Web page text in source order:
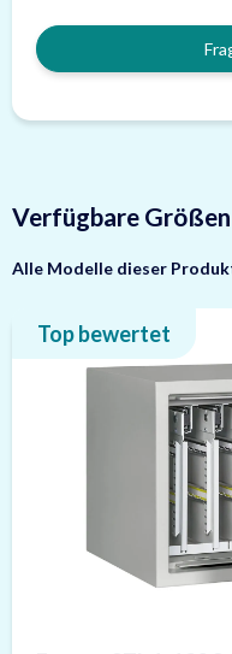
Verfügbare Größen
Alle Modelle dieser
Top bewertet